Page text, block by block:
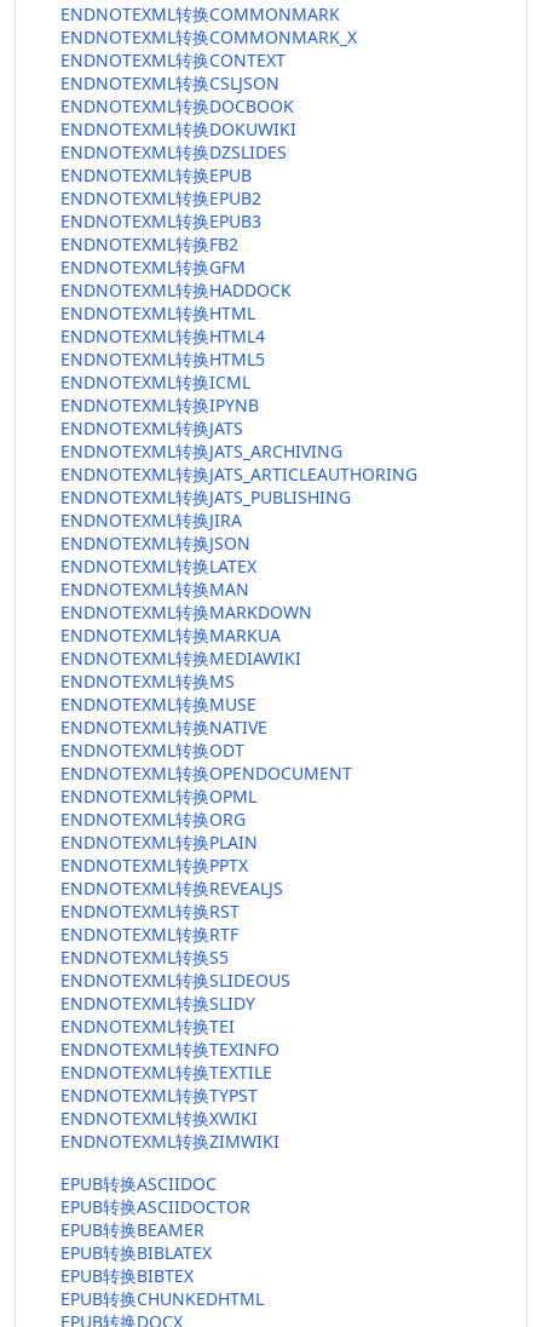
ENDNOTEXML转换COMMONMARK
ENDNOTEXML转换COMMONMARK_X
ENDNOTEXML转换CONTEXT
ENDNOTEXML转换CSLJSON
ENDNOTEXML转换DOCBOOK
ENDNOTEXML转换DOKUWIKI
ENDNOTEXML转换DZSLIDES
ENDNOTEXML转换EPUB
ENDNOTEXML转换EPUB2
ENDNOTEXML转换EPUB3
ENDNOTEXML转换FB2
ENDNOTEXML转换GFM
ENDNOTEXML转换HADDOCK
ENDNOTEXML转换HTML
ENDNOTEXML转换HTML4
ENDNOTEXML转换HTML5
ENDNOTEXML转换ICML
ENDNOTEXML转换IPYNB
ENDNOTEXML转换JATS
ENDNOTEXML转换JATS_ARCHIVING
ENDNOTEXML转换JATS_ARTICLEAUTHORING
ENDNOTEXML转换JATS_PUBLISHING
ENDNOTEXML转换JIRA
ENDNOTEXML转换JSON
ENDNOTEXML转换LATEX
ENDNOTEXML转换MAN
ENDNOTEXML转换MARKDOWN
ENDNOTEXML转换MARKUA
ENDNOTEXML转换MEDIAWIKI
ENDNOTEXML转换MS
ENDNOTEXML转换MUSE
ENDNOTEXML转换NATIVE
ENDNOTEXML转换ODT
ENDNOTEXML转换OPENDOCUMENT
ENDNOTEXML转换OPML
ENDNOTEXML转换ORG
ENDNOTEXML转换PLAIN
ENDNOTEXML转换PPTX
ENDNOTEXML转换REVEALJS
ENDNOTEXML转换RST
ENDNOTEXML转换RTF
ENDNOTEXML转换S5
ENDNOTEXML转换SLIDEOUS
ENDNOTEXML转换SLIDY
ENDNOTEXML转换TEI
ENDNOTEXML转换TEXINFO
ENDNOTEXML转换TEXTILE
ENDNOTEXML转换TYPST
ENDNOTEXML转换XWIKI
ENDNOTEXML转换ZIMWIKI
EPUB转换ASCIIDOC
EPUB转换ASCIIDOCTOR
EPUB转换BEAMER
EPUB转换BIBLATEX
EPUB转换BIBTEX
EPUB转换CHUNKEDHTML
EPUB转换DOCX